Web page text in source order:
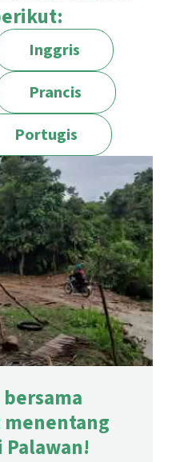
Inggris
Prancis
Portugis
menentang